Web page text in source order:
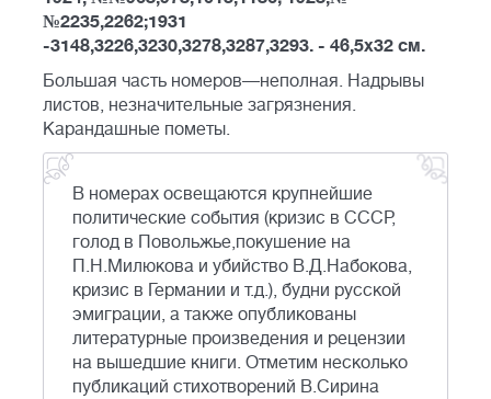
№2235,2262;1931
-3148,3226,3230,3278,3287,3293. - 46,5x32 см.
Большая часть номеров—неполная. Надрывы
листов, незначительные загрязнения.
Карандашные пометы.
В номерах освещаются крупнейшие
политические события (кризис в СССР,
голод в Повольжье,покушение на
П.Н.Милюкова и убийство В.Д.Набокова,
кризис в Германии и т.д.), будни русской
эмиграции, а также опубликованы
литературные произведения и рецензии
на вышедшие книги. Отметим несколько
публикаций стихотворений В.Сирина